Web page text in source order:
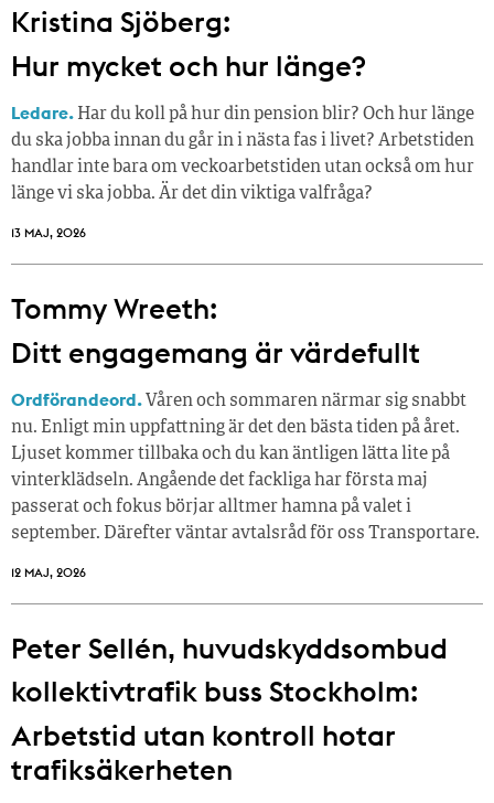
Kristina Sjöberg:
Hur mycket och hur länge?
Ledare. Har du koll på hur din pension blir? Och hur länge
du ska jobba innan du går in i nästa fas i livet? Arbetstiden
handlar inte bara om veckoarbetstiden utan också om hur
länge vi ska jobba. Är det din viktiga valfråga?
13 MAJ, 2026
Tommy Wreeth:
Ditt engagemang är värdefullt
Ordförandeord. Våren och sommaren närmar sig snabbt
nu. Enligt min uppfattning är det den bästa tiden på året.
Ljuset kommer tillbaka och du kan äntligen lätta lite på
vinterklädseln. Angående det fackliga har första maj
passerat och fokus börjar alltmer hamna på valet i
september. Därefter väntar avtalsråd för oss Transportare.
12 MAJ, 2026
Peter Sellén, huvudskyddsombud
kollektivtrafik buss Stockholm:
Arbetstid utan kontroll hotar
trafiksäkerheten